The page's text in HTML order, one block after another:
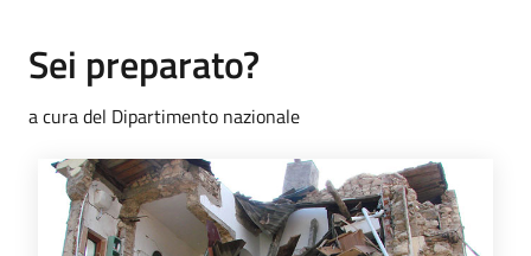
Sei preparato?
a cura del Dipartimento nazionale